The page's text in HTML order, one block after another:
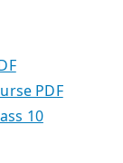
PDF
10